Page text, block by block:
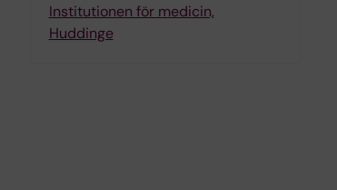
Institutionen för medicin,
Huddinge